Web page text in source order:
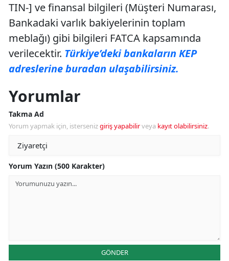
TIN-] ve finansal bilgileri (Müşteri Numarası,
Bankadaki varlık bakiyelerinin toplam
meblağı) gibi bilgileri FATCA kapsamında
verilecektir. Türkiye’deki bankaların KEP
adreslerine buradan ulaşabilirsiniz.
Yorumlar
Takma Ad
Yorum yapmak için, istersenizgiriş yapabilirveya kayıt olabilirsiniz.
Yorum Yazın (500 Karakter)
GÖNDER